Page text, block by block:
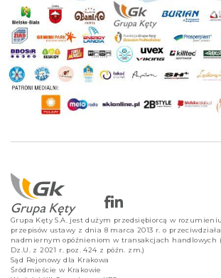
Grupa Kęty S.A. jest dużym przedsiębiorcą w rozumieniu
przepisów ustawy z dnia 8 marca 2013 r. o
nadmiernym opóźnieniom w transakcjach handlowych
Dz.U. z 2021 r. poz. 424 z późn. zm.)
Sąd Rejonowy dla Krakowa
Śródmieście w Krakowie